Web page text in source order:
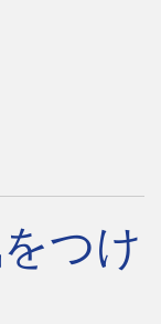
つけ